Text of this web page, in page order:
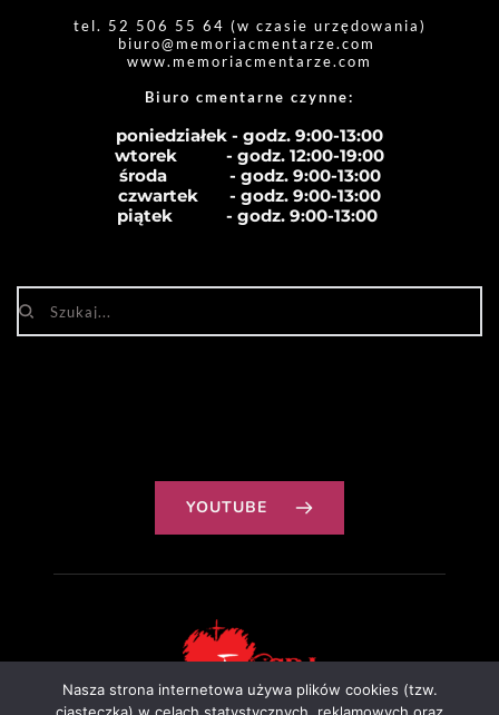
tel. 52 506 55 64 (w czasie urzędowania)
biuro@memoriacmentarze.com
www.memoriacmentarze.com
Biuro cmentarne czynne:
poniedziałek - godz. 9:00-13:00
wtorek           - godz. 12:00-19:00
środa              - godz. 9:00-13:00
czwartek       - godz. 9:00-13:00
piątek            - godz. 9:00-13:00
YOUTUBE
Nasza strona internetowa używa plików cookies (tzw.